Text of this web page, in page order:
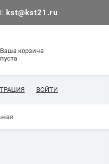
kst@kst21.ru
Ваша корзина
пуста
ВОЙТИ